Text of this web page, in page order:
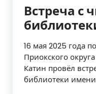
Встреча с
16 мая 2025 года
Приокского
Катин провёл
библиотеки